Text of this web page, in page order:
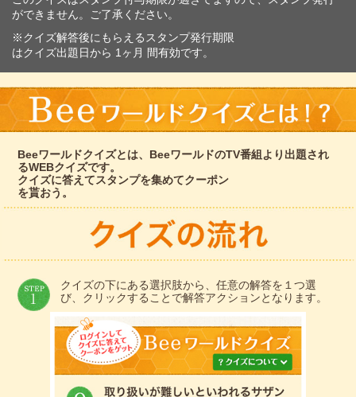
ができません。ご了承ください。
※クイズ解答後にもらえるスタンプ発行期限
はクイズ出題日から 1ヶ月 間有効です。
Beeワールドクイズとは、BeeワールドのTV番組より出題され
るWEBクイズです。
クイズに答えてスタンプを集めてクーポン
を貰おう。
クイズの下にある選択肢から、任意の解答を１つ選
び、クリックすることで解答アクションとなります。